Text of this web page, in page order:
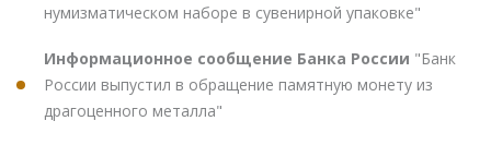
нумизматическом наборе в сувенирной упаковке"
Информационное сообщение Банка России "Банк
России выпустил в обращение памятную монету из
драгоценного металла"